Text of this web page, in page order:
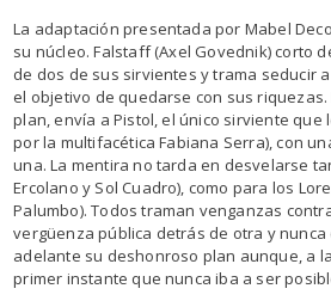
La adaptación presentada por Mabel
su núcleo. Falstaff (Axel Govednik) corto
de dos de sus sirvientes y trama seducir
el objetivo de quedarse con sus
plan, envía a Pistol, el único sirviente
por la multifacética Fabiana Serra), con
una. La mentira no tarda en desvelarse
Ercolano y Sol Cuadro), como para los
Palumbo). Todos traman venganzas
vergüenza pública detrás de otra y
adelante su deshonroso plan aunque, a
primer instante que nunca iba a ser